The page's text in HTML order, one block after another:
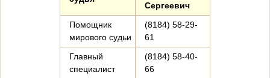
Сергеевич
Помощник
мирового судьи
(8184) 58-29-
61
Главный
специалист
(8184) 58-40-
66